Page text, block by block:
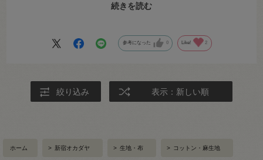
通学バック裏生地とはいっても、リバーシブルに作ったので、高学年
続きを読む
参考になった 0 Like! 2
絞り込み 表示：新しい順
ホーム > 新宿オカダヤ > 生地・布 > コットン・麻生地